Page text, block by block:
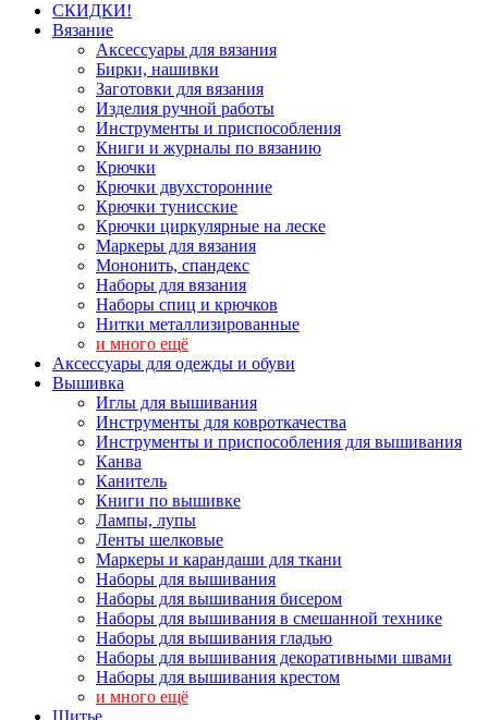
СКИДКИ!
Вязание
Аксессуары для вязания
Бирки, нашивки
Заготовки для вязания
Изделия ручной работы
Инструменты и приспособления
Книги и журналы по вязанию
Крючки
Крючки двухсторонние
Крючки тунисские
Крючки циркулярные на леске
Маркеры для вязания
Мононить, спандекс
Наборы для вязания
Наборы спиц и крючков
Нитки металлизированные
и много ещё
Аксессуары для одежды и обуви
Вышивка
Иглы для вышивания
Инструменты для ковроткачества
Инструменты и приспособления для вышивания
Канва
Канитель
Книги по вышивке
Лампы, лупы
Ленты шелковые
Маркеры и карандаши для ткани
Наборы для вышивания
Наборы для вышивания бисером
Наборы для вышивания в смешанной технике
Наборы для вышивания гладью
Наборы для вышивания декоративными швами
Наборы для вышивания крестом
и много ещё
Шитье